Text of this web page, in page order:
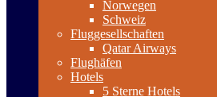
Norwegen
Schweiz
Fluggesellschaften
Qatar Airways
Flughäfen
Hotels
5 Sterne Hotels